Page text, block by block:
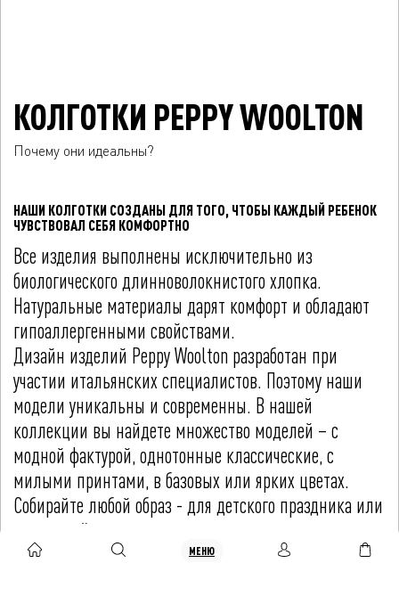
КОЛГОТКИ PEPPY WOOLTON
Почему они идеальны?
НАШИ КОЛГОТКИ СОЗДАНЫ ДЛЯ ТОГО, ЧТОБЫ КАЖДЫЙ РЕБЕНОК
ЧУВСТВОВАЛ СЕБЯ КОМФОРТНО
Все изделия выполнены исключительно из
биологического длинноволокнистого хлопка.
Натуральные материалы дарят комфорт и обладают
гипоаллергенными свойствами.
Дизайн изделий Peppy Woolton разработан при
участии итальянских специалистов. Поэтому наши
модели уникальны и современны. В нашей
коллекции вы найдете множество моделей – с
модной фактурой, однотонные классические, с
милыми принтами, в базовых или ярких цветах.
Собирайте любой образ - для детского праздника или
на каждый день.
МЕНЮ